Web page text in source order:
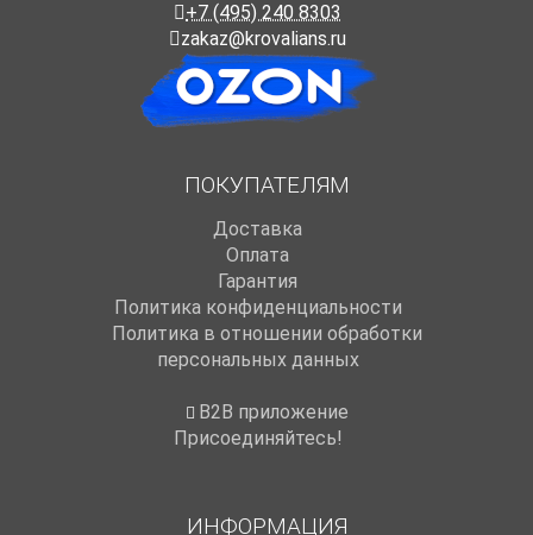
+7 (495) 240 8303
zakaz@krovalians.ru
ПОКУПАТЕЛЯМ
Доставка
Оплата
Гарантия
Политика конфиденциальности
Политика в отношении обработки
персональных данных
B2B приложение
Присоединяйтесь!
ИНФОРМАЦИЯ